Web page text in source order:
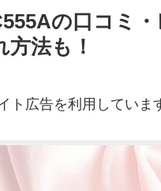
の口コミ
法も！
ト広告を利用していま